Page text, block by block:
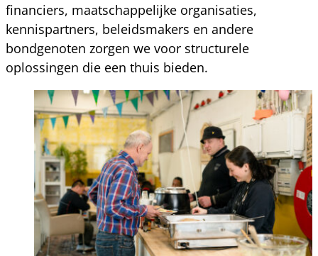
financiers, maatschappelijke organisaties,
kennispartners, beleidsmakers en andere
bondgenoten zorgen we voor structurele
oplossingen die een thuis bieden.